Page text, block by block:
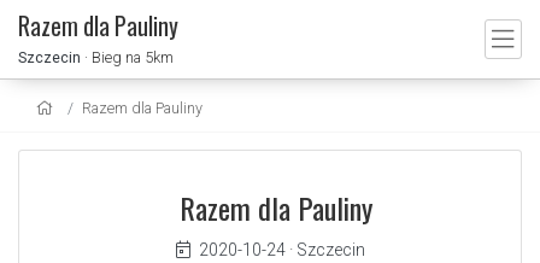
Razem dla Pauliny
Szczecin · Bieg na 5km
Razem dla Pauliny
Razem dla Pauliny
2020-10-24· Szczecin